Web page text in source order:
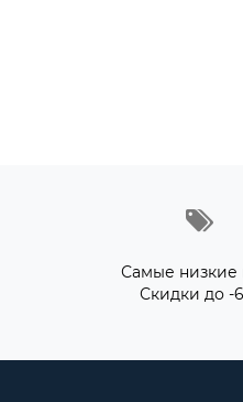
Самые низкие
Скидки до -